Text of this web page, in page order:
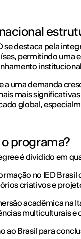
se destaca pela
permitindo uma
a uma demanda
mais
global,
programa?
é dividido em
no IED
criativos e
acadêmica na
multiculturais
ao Brasil para